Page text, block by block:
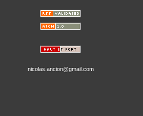
nicolas.ancion@gmail.com